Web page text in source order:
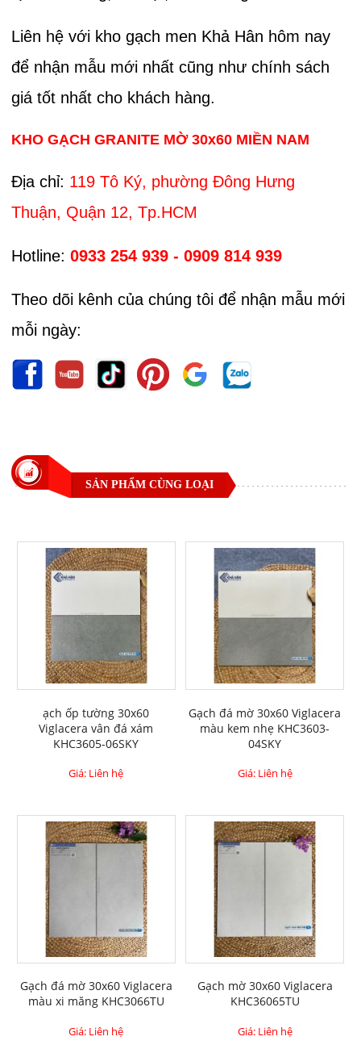
Liên hệ với kho gạch men Khả Hân hôm nay
để nhận mẫu mới nhất cũng như chính sách
giá tốt nhất cho khách hàng.
KHO GẠCH GRANITE MỜ 30x60 MIỀN NAM
Địa chỉ: 119 Tô Ký, phường Đông Hưng
Thuận, Quận 12, Tp.HCM
Hotline:0933 254 939 - 0909 814 939
Theo dõi kênh của chúng tôi để nhận mẫu mới
mỗi ngày:
SẢN PHẨM CÙNG LOẠI
ạch ốp tường 30x60
Viglacera vân đá xám
KHC3605-06SKY
Giá: Liên hệ
Gạch đá mờ 30x60 Viglacera
màu kem nhẹ KHC3603-
04SKY
Giá: Liên hệ
Gạch đá mờ 30x60 Viglacera
màu xi măng KHC3066TU
Giá: Liên hệ
Gạch mờ 30x60 Viglacera
KHC36065TU
Giá: Liên hệ